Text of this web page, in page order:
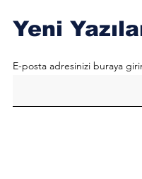
Yeni
E-posta adresinizi buraya